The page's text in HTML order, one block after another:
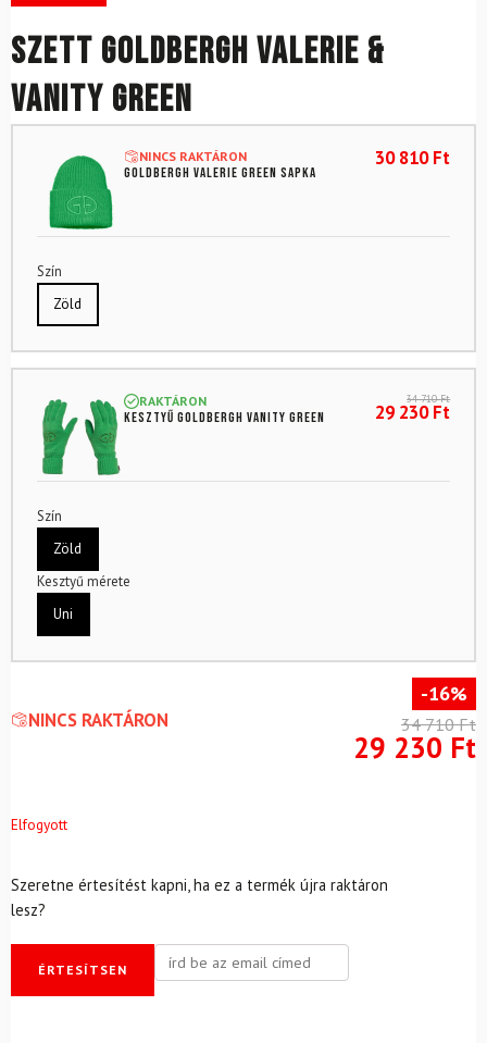
Szett GOLDBERGH Valerie &
Vanity Green
NINCS RAKTÁRON
GOLDBERGH Valerie Green sapka
30 810Ft
Szín
Zöld
RAKTÁRON
Kesztyű GOLDBERGH Vanity Green
34 710Ft
29 230Ft
Szín
Zöld
Kesztyű mérete
Uni
NINCS RAKTÁRON
-16%
34 710Ft
29 230 Ft
Elfogyott
Szeretne értesítést kapni, ha ez a termék újra raktáron
lesz?
ÉRTESÍTSEN